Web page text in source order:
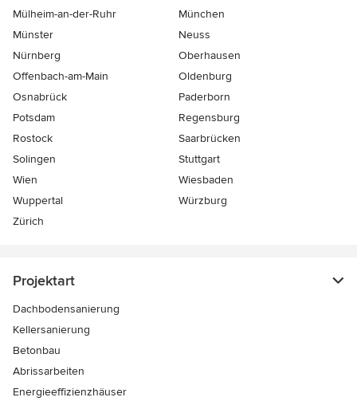
Mülheim-an-der-Ruhr
München
Münster
Neuss
Nürnberg
Oberhausen
Offenbach-am-Main
Oldenburg
Osnabrück
Paderborn
Potsdam
Regensburg
Rostock
Saarbrücken
Solingen
Stuttgart
Wien
Wiesbaden
Wuppertal
Würzburg
Zürich
Projektart
Dachbodensanierung
Kellersanierung
Betonbau
Abrissarbeiten
Energieeffizienzhäuser